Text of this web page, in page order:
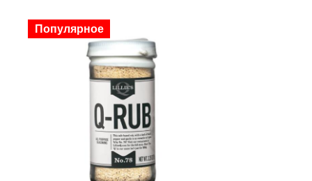
Популярное